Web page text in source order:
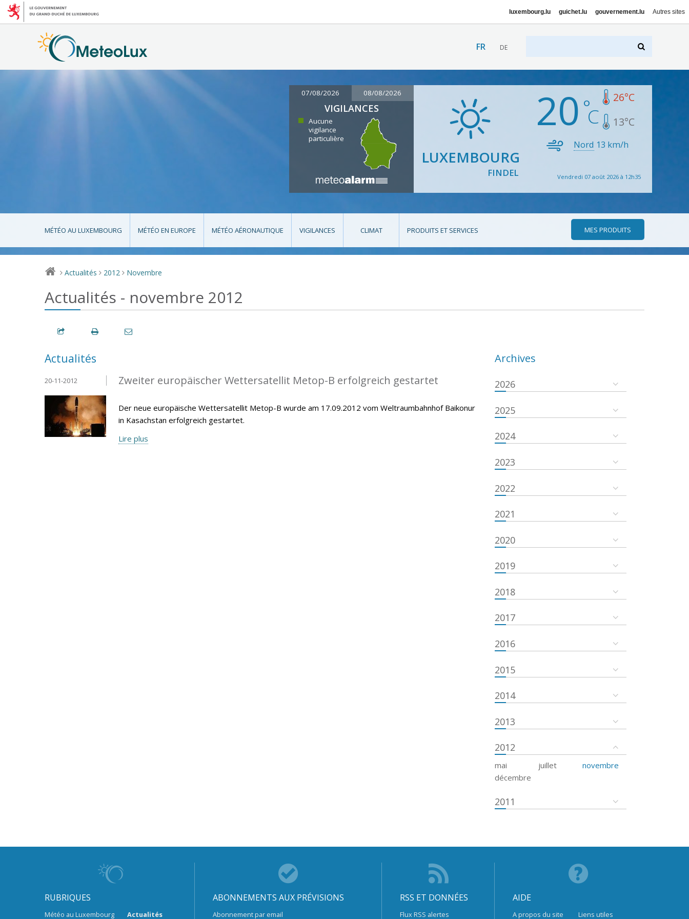
luxembourg.lu guichet.lu gouvernement.lu Autres sites
FR DE
07/08/2026 08/08/2026
VIGILANCES
Aucune
vigilance
particulière
LUXEMBOURG
FINDEL
20 26°C
13°C
Nord 13 km/h
Vendredi 07 août 2026 à 12h35
MÉTÉO AU LUXEMBOURG MÉTÉO EN EUROPE MÉTÉO AÉRONAUTIQUE VIGILANCES CLIMAT PRODUITS ET SERVICES MES PRODUITS
> Actualités > 2012 > Novembre
Actualités - novembre 2012
Actualités
Zweiter europäischer Wettersatellit Metop-B erfolgreich gestartet
20-11-2012
Der neue europäische Wettersatellit Metop-B wurde am 17.09.2012 vom Weltraumbahnhof Baikonur
in Kasachstan erfolgreich gestartet.
Lire plus
Archives
2026
2025
2024
2023
2022
2021
2020
2019
2018
2017
2016
2015
2014
2013
2012
mai juillet
novembre
décembre
2011
RUBRIQUES
Météo au Luxembourg Actualités
ABONNEMENTS AUX PRÉVISIONS
Abonnement par email
RSS ET DONNÉES
Flux RSS alertes
AIDE
A propos du site Liens utiles